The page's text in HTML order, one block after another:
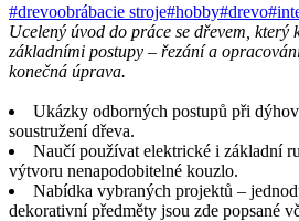
#drevoobrábacie stroje#hobby#drevo
Ucelený úvod do práce se dřevem, který
základními postupy – řezání a
konečná úprava.
Ukázky odborných postupů při
soustružení dřeva.
Naučí používat elektrické i základní
výtvoru nenapodobitelné kouzlo.
Nabídka vybraných projektů –
dekorativní předměty jsou zde popsané